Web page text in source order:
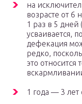
на
возрасте от 6
1 раз в 5
усваивается,
дефекация
редко,
это относится
1 года — 3 лет